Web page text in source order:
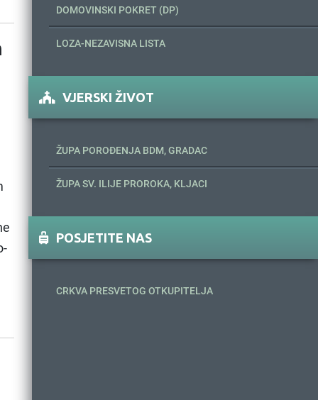
DOMOVINSKI POKRET (DP)
LOZA-NEZAVISNA LISTA
VJERSKI ŽIVOT
ŽUPA POROĐENJA BDM, GRADAC
ŽUPA SV. ILIJE PROROKA, KLJACI
POSJETITE NAS
CRKVA PRESVETOG OTKUPITELJA